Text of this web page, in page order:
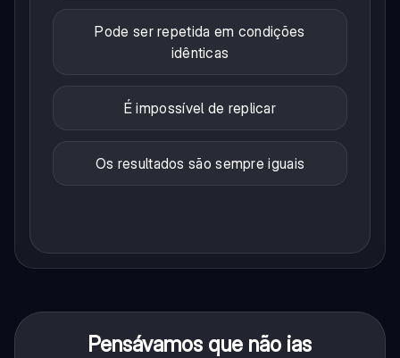
Pode ser repetida em condições
idênticas
É impossível de replicar
Os resultados são sempre iguais
Pensávamos que não ias